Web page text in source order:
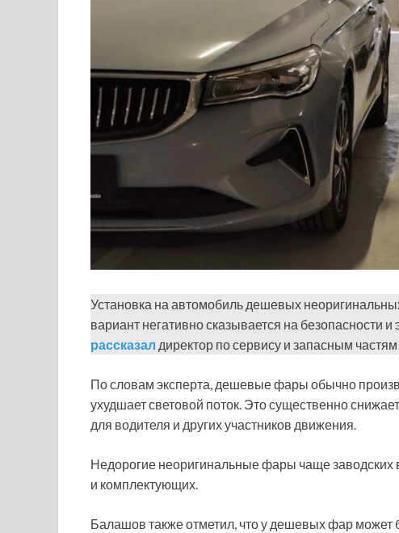
Установка на автомобиль дешевых
вариант негативно сказывается на безопасности и
рассказал директор по сервису и запасным
По словам эксперта, дешевые фары обычно
ухудшает световой поток. Это существенно
для водителя и других участников движения.
Недорогие неоригинальные фары чаще заводских
и комплектующих.
Балашов также отметил, что у дешевых фар может